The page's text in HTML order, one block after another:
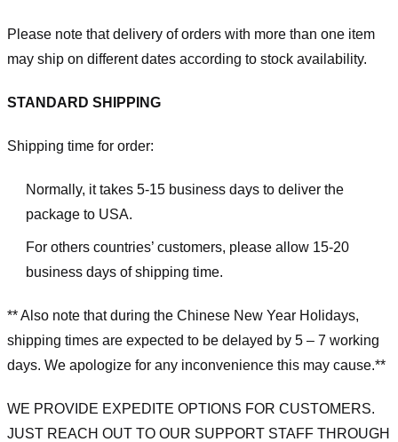
Please note that delivery of orders with more than one item
may ship on different dates according to stock availability.
STANDARD SHIPPING
Shipping time for order:
Normally, it takes 5-15 business days to deliver the
package to USA.
For others countries’ customers, please allow 15-20
business days of shipping time.
** Also note that during the Chinese New Year Holidays,
shipping times are expected to be delayed by 5 – 7 working
days. We apologize for any inconvenience this may cause.**
WE PROVIDE EXPEDITE OPTIONS FOR CUSTOMERS.
JUST REACH OUT TO OUR SUPPORT STAFF THROUGH